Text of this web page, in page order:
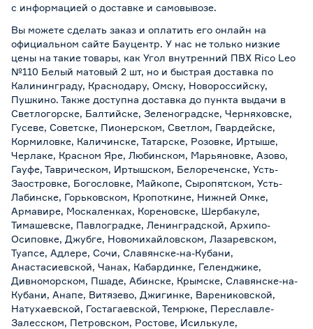
с информацией о доставке и самовывозе.
Вы можете сделать заказ и оплатить его онлайн на
официальном сайте Бауцентр. У нас не только низкие
цены на такие товары, как Угол внутренний ПВХ Rico Leo
№110 Белый матовый 2 шт, но и быстрая доставка по
Калининграду, Краснодару, Омску, Новороссийску,
Пушкино. Также доступна доставка до пункта выдачи в
Светлогорске, Балтийске, Зеленоградске, Черняховске,
Гусеве, Советске, Пионерском, Светлом, Гвардейске,
Кормиловке, Каличинске, Татарске, Розовке, Иртыше,
Черлаке, Красном Яре, Любинском, Марьяновке, Азово,
Гауфе, Таврическом, Иртышском, Белореченске, Усть-
Заостровке, Богословке, Майкопе, Сыропятском, Усть-
Лабинске, Горьковском, Кропоткине, Нижней Омке,
Армавире, Москаленках, Кореновске, Шербакуле,
Тимашевске, Павлоградке, Ленинградской, Архипо-
Осиповке, Джубге, Новомихайловском, Лазаревском,
Туапсе, Адлере, Сочи, Славянске-на-Кубани,
Анастасиевской, Чанах, Кабардинке, Геленджике,
Дивноморском, Пшаде, Абинске, Крымске, Славянске-на-
Кубани, Анапе, Витязево, Джигинке, Варениковской,
Натухаевской, Гостагаевской, Темрюке, Переславле-
Залесском, Петровском, Ростове, Исилькуле,